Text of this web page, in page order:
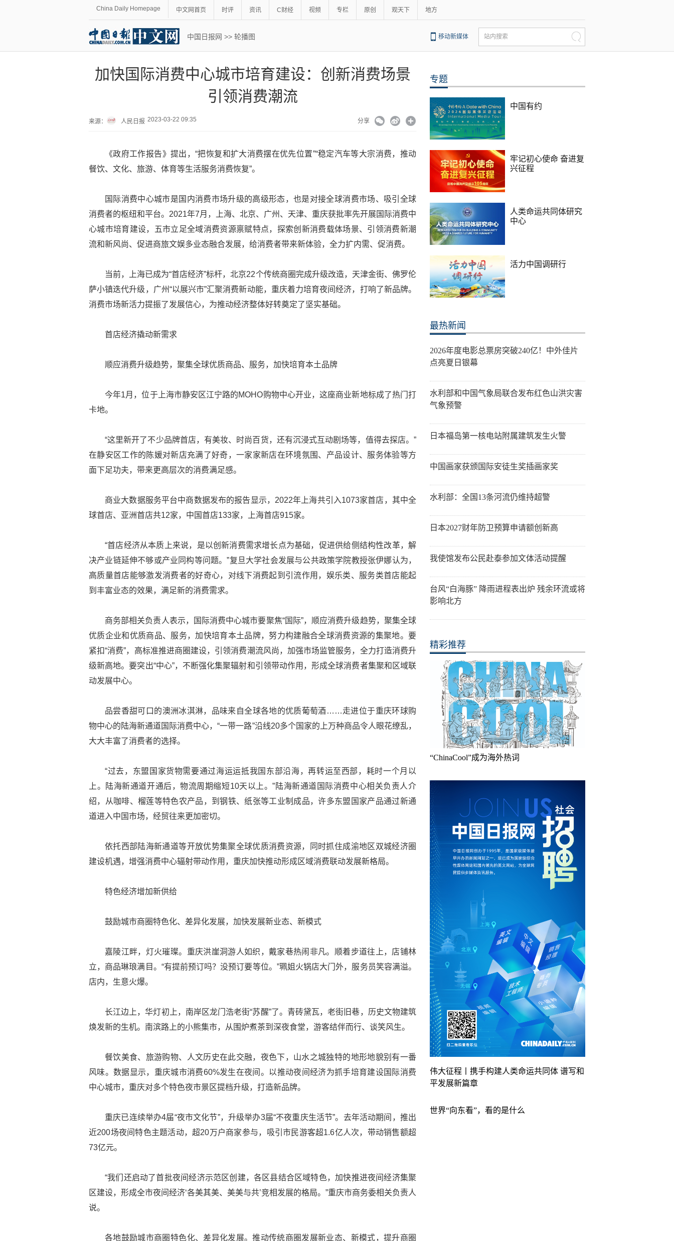
China Daily Homepage 中文网首页 时评 资讯 C财经 视频 专栏 原创 观天下 地方
中国日报网 >> 轮播图 移动新媒体 站内搜索
加快国际消费中心城市培育建设：创新消费场景
引领消费潮流
来源： 人民日报 2023-03-22 09:35 分享
《政府工作报告》提出，“把恢复和扩大消费摆在优先位置”“稳定汽车等大宗消费，推动
餐饮、文化、旅游、体育等生活服务消费恢复”。
国际消费中心城市是国内消费市场升级的高级形态，也是对接全球消费市场、吸引全球
消费者的枢纽和平台。2021年7月，上海、北京、广州、天津、重庆获批率先开展国际消费中
心城市培育建设，五市立足全域消费资源禀赋特点，探索创新消费载体场景、引领消费新潮
流和新风尚、促进商旅文娱多业态融合发展，给消费者带来新体验，全力扩内需、促消费。
当前，上海已成为“首店经济”标杆，北京22个传统商圈完成升级改造，天津金街、佛罗伦
萨小镇迭代升级，广州“以展兴市”汇聚消费新动能，重庆着力培育夜间经济，打响了新品牌。
消费市场新活力提振了发展信心，为推动经济整体好转奠定了坚实基础。
首店经济撬动新需求
顺应消费升级趋势，聚集全球优质商品、服务，加快培育本土品牌
今年1月，位于上海市静安区江宁路的MOHO购物中心开业，这座商业新地标成了热门打
卡地。
“这里新开了不少品牌首店，有美妆、时尚百货，还有沉浸式互动剧场等，值得去探店。”
在静安区工作的陈媛对新店充满了好奇，一家家新店在环境氛围、产品设计、服务体验等方
面下足功夫，带来更高层次的消费满足感。
商业大数据服务平台中商数据发布的报告显示，2022年上海共引入1073家首店，其中全
球首店、亚洲首店共12家，中国首店133家，上海首店915家。
“首店经济从本质上来说，是以创新消费需求增长点为基础，促进供给侧结构性改革，解
决产业链延伸不够或产业同构等问题。”复旦大学社会发展与公共政策学院教授张伊娜认为，
高质量首店能够激发消费者的好奇心，对线下消费起到引流作用，娱乐类、服务类首店能起
到丰富业态的效果，满足新的消费需求。
商务部相关负责人表示，国际消费中心城市要聚焦“国际”，顺应消费升级趋势，聚集全球
优质企业和优质商品、服务，加快培育本土品牌，努力构建融合全球消费资源的集聚地。要
紧扣“消费”，高标准推进商圈建设，引领消费潮流风尚，加强市场监管服务，全力打造消费升
级新高地。要突出“中心”，不断强化集聚辐射和引领带动作用，形成全球消费者集聚和区域联
动发展中心。
品尝香甜可口的澳洲冰淇淋，品味来自全球各地的优质葡萄酒……走进位于重庆环球购
物中心的陆海新通道国际消费中心，“一带一路”沿线20多个国家的上万种商品令人眼花缭乱，
大大丰富了消费者的选择。
“过去，东盟国家货物需要通过海运运抵我国东部沿海，再转运至西部，耗时一个月以
上。陆海新通道开通后，物流周期缩短10天以上。”陆海新通道国际消费中心相关负责人介
绍，从咖啡、榴莲等特色农产品，到钢铁、纸张等工业制成品，许多东盟国家产品通过新通
道进入中国市场，经贸往来更加密切。
依托西部陆海新通道等开放优势集聚全球优质消费资源，同时抓住成渝地区双城经济圈
建设机遇，增强消费中心辐射带动作用，重庆加快推动形成区域消费联动发展新格局。
特色经济增加新供给
鼓励城市商圈特色化、差异化发展，加快发展新业态、新模式
嘉陵江畔，灯火璀璨。重庆洪崖洞游人如织，戴家巷热闹非凡。顺着步道往上，店铺林
立，商品琳琅满目。“有提前预订吗？没预订要等位。”珮姐火锅店大门外，服务员笑容满溢。
店内，生意火爆。
长江边上，华灯初上，南岸区龙门浩老街“苏醒”了。青砖黛瓦，老街旧巷，历史文物建筑
焕发新的生机。南滨路上的小熊集市，从围炉煮茶到深夜食堂，游客结伴而行、谈笑风生。
餐饮美食、旅游购物、人文历史在此交融，夜色下，山水之城独特的地形地貌别有一番
风味。数据显示，重庆城市消费60%发生在夜间。以推动夜间经济为抓手培育建设国际消费
中心城市，重庆对多个特色夜市景区提档升级，打造新品牌。
重庆已连续举办4届“夜市文化节”，升级举办3届“不夜重庆生活节”。去年活动期间，推出
近200场夜间特色主题活动，超20万户商家参与，吸引市民游客超1.6亿人次，带动销售额超
73亿元。
“我们还启动了首批夜间经济示范区创建，各区县结合区域特色，加快推进夜间经济集聚
区建设，形成全市夜间经济‘各美其美、美美与共’竞相发展的格局。”重庆市商务委相关负责人
说。
各地鼓励城市商圈特色化、差异化发展。推动传统商圈发展新业态、新模式，提升商圈
专题
中国有约
牢记初心使命 奋进复
兴征程
人类命运共同体研究
中心
活力中国调研行
最热新闻
2026年度电影总票房突破240亿！中外佳片
点亮夏日银幕
水利部和中国气象局联合发布红色山洪灾害
气象预警
日本福岛第一核电站附属建筑发生火警
中国画家获颁国际安徒生奖插画家奖
水利部：全国13条河流仍维持超警
日本2027财年防卫预算申请额创新高
我使馆发布公民赴泰参加文体活动提醒
台风“白海豚” 降雨进程表出炉 残余环流或将
影响北方
精彩推荐
“ChinaCool”成为海外热词
伟大征程丨携手构建人类命运共同体 谱写和
平发展新篇章
世界“向东看”，看的是什么